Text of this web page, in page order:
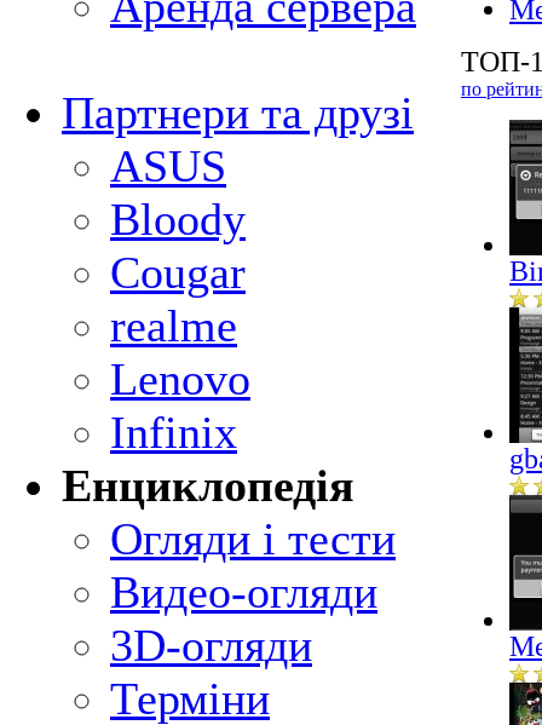
Партнери та друзі
ASUS
Bloody
Cougar
realme
Lenovo
Infinix
Енциклопедія
Огляди і тести
Видео-огляди
3D-огляди
Терміни
ТОП-
по